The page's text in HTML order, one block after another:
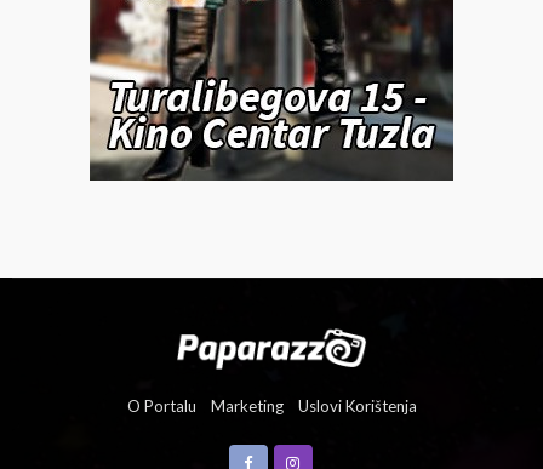
O Portalu Marketing Uslovi Korištenja